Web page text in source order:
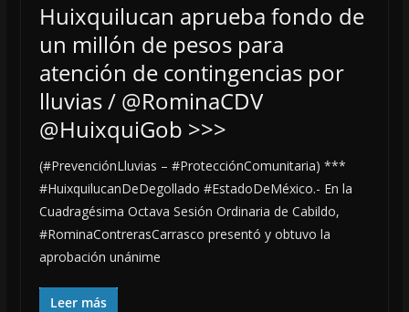
Huixquilucan aprueba fondo de
un millón de pesos para
atención de contingencias por
lluvias / @RominaCDV
@HuixquiGob >>>
(#PrevenciónLluvias – #ProtecciónComunitaria) ***
#HuixquilucanDeDegollado #EstadoDeMéxico.- En la
Cuadragésima Octava Sesión Ordinaria de Cabildo,
#RominaContrerasCarrasco presentó y obtuvo la
aprobación unánime
Leer más